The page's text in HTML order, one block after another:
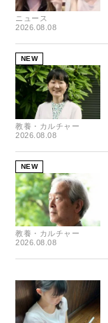
ニュース
2026.08.08
NEW
教養・カルチャー
2026.08.08
NEW
教養・カルチャー
2026.08.08